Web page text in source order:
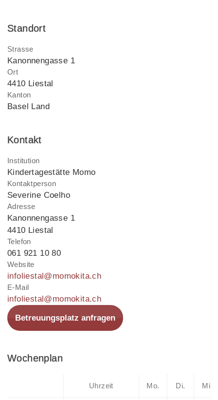
Standort
Strasse
Kanonnengasse 1
Ort
4410 Liestal
Kanton
Basel Land
Kontakt
Institution
Kindertagestätte Momo
Kontaktperson
Severine Coelho
Adresse
Kanonnengasse 1
4410 Liestal
Telefon
061 921 10 80
Website
infoliestal@momokita.ch
E-Mail
infoliestal@momokita.ch
Betreuungsplatz anfragen
Wochenplan
Uhrzeit Mo. Di. Mi.